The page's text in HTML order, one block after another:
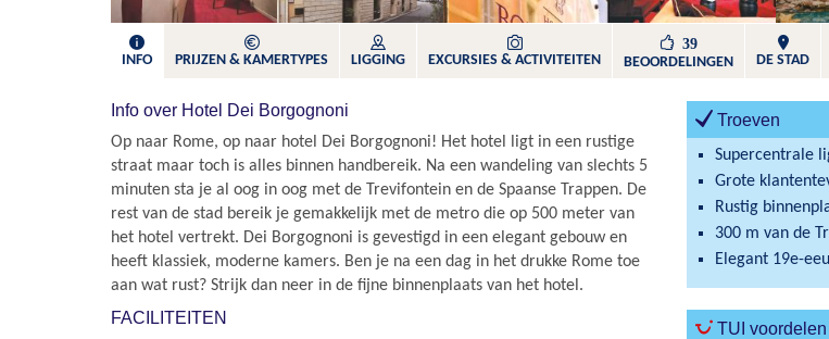
INFO PRIJZEN & KAMERTYPES LIGGING EXCURSIES & ACTIVITEITEN
39
BEOORDELINGEN
DE STAD
Info over Hotel Dei Borgognoni
Op naar Rome, op naar hotel Dei Borgognoni! Het hotel ligt in een rustige
straat maar toch is alles binnen handbereik. Na een wandeling van slechts 5
minuten sta je al oog in oog met de Trevifontein en de Spaanse Trappen. De
rest van de stad bereik je gemakkelijk met de metro die op 500 meter van
het hotel vertrekt. Dei Borgognoni is gevestigd in een elegant gebouw en
heeft klassiek, moderne kamers. Ben je na een dag in het drukke Rome toe
aan wat rust? Strijk dan neer in de fijne binnenplaats van het hotel.
FACILITEITEN
Troeven
Supercentrale
Grote
Rustig
300 m van de
Elegant 19e-
TUI voordelen